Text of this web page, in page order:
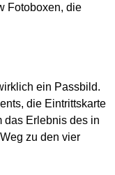
Fotoboxen, die
ein Passbild.
die Eintrittskarte
das Erlebnis des in
zu den vier